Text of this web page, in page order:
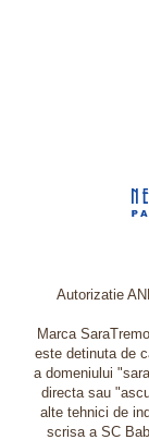
Autorizatie
Marca
este detinuta de
a domeniului
directa sau
alte tehnici de
scrisa a SC